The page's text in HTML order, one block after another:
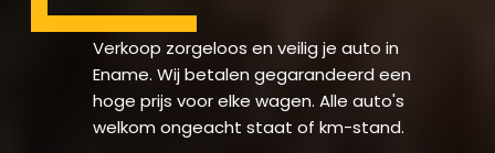
Verkoop zorgeloos en veilig je auto in
Ename. Wij betalen gegarandeerd een
hoge prijs voor elke wagen. Alle auto's
welkom ongeacht staat of km-stand.